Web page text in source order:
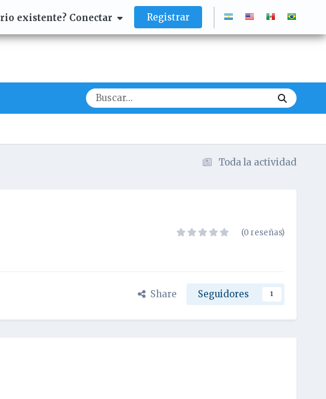
existente? Conectar Registrar
Toda la actividad
(0 reseñas)
Share Seguidores 1